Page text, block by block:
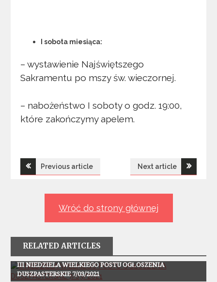
I sobota miesiąca:
– wystawienie Najświętszego
Sakramentu po mszy św. wieczornej.
– nabożeństwo I soboty o godz. 19:00,
które zakończymy apelem.
Nawigacja
Previous article Next article
Wróć do strony głównej
RELATED ARTICLES
Ogłoszenia
III NIEDZIELA WIELKIEGO POSTU OGŁOSZENIA
DUSZPASTERSKIE 7/03/2021
Ogłoszenia